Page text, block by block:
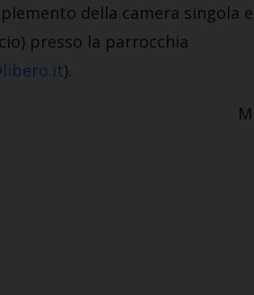
della camera singola e
presso la parrocchia
).